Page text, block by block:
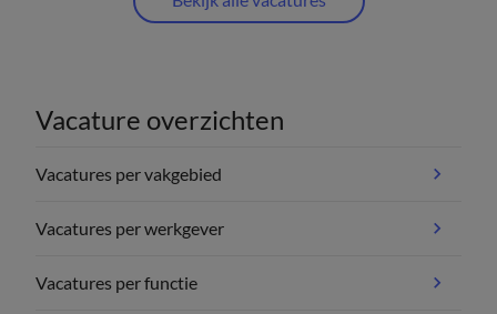
Vacature overzichten
Vacatures per vakgebied
Vacatures per werkgever
Vacatures per functie